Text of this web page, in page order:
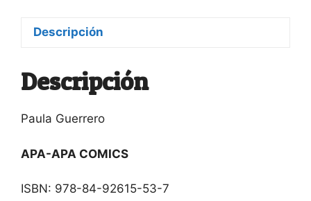
Descripción
Descripción
Paula Guerrero
APA-APA COMICS
ISBN: 978-84-92615-53-7